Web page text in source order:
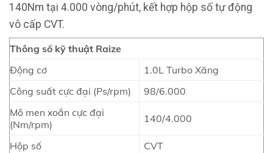
140Nm tại 4.000 vòng/phút, kết hợp hộp số tự động
vô cấp CVT.
Thông số kỹ thuật Raize
Động cơ
1.0L Turbo Xăng
Công suất cực đại (Ps/rpm)
98/6.000
Mô men xoắn cực đại
(Nm/rpm)
140/4.000
Hộp số CVT